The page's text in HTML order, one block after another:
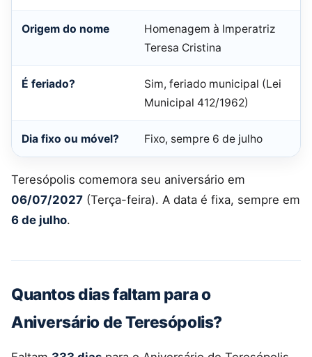
Origem do nome
Homenagem à Imperatriz
Teresa Cristina
É feriado?
Sim, feriado municipal (Lei
Municipal 412/1962)
Dia fixo ou móvel? Fixo, sempre 6 de julho
Teresópolis comemora seu aniversário em
06/07/2027 (Terça-feira). A data é fixa, sempre em
6 de julho.
Quantos dias faltam para o
Aniversário de Teresópolis?